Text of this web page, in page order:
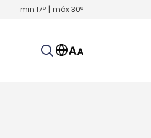
min 17º | máx30º